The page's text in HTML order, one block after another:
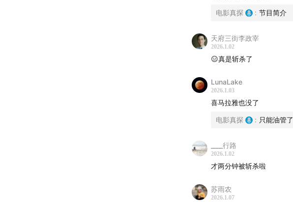
电影真探 : 节目简介
天府三街李政宰
2026.1.02
😑真是斩杀了
LunaLake
2026.1.03
喜马拉雅也没了
电影真探 : 只能油管了
____行路
2026.1.02
才两分钟被斩杀啦
苏雨农
2026.1.07